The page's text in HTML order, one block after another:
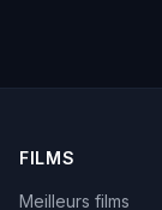
FILMS
Meilleurs films